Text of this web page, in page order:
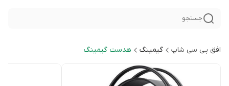
جستجو
افق پی سی شاپ گیمینگ هدست گیمینگ